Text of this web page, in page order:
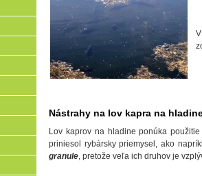
Nástrahy na lov kapra na
Lov kaprov na hladine ponúka
priniesol rybársky priemysel, ako
granule, pretože veľa ich druhov je